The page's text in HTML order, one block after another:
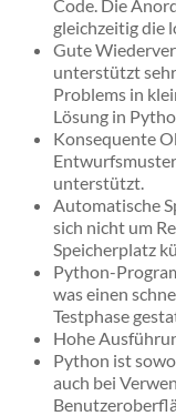
Code. Die
gleichzeitig die
Gute
unterstützt
Problems in
Lösung in
Konsequente
unterstützt.
Automatische
sich nicht um
Speicherplatz
Python-
was einen
Testphase
Hohe
Python ist
auch bei